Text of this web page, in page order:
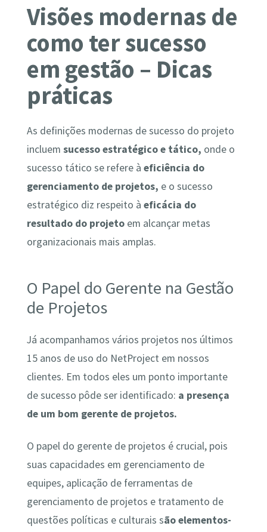
Visões modernas de
como ter sucesso
em gestão – Dicas
práticas
As definições modernas de sucesso do projeto
incluem sucesso estratégico e tático, onde o
sucesso tático se refere à eficiência do
gerenciamento de projetos, e o sucesso
estratégico diz respeito à eficácia do
resultado do projetoem alcançar metas
organizacionais mais amplas.
O Papel do Gerente na Gestão
de Projetos
Já acompanhamos vários projetos nos últimos
15 anos de uso do NetProject em nossos
clientes. Em todos eles um ponto importante
de sucesso pôde ser identificado: a presença
de um bom gerente de projetos.
O papel do gerente de projetos é crucial, pois
suas capacidades em gerenciamento de
equipes, aplicação de ferramentas de
gerenciamento de projetos e tratamento de
questões políticas e culturais são elementos-